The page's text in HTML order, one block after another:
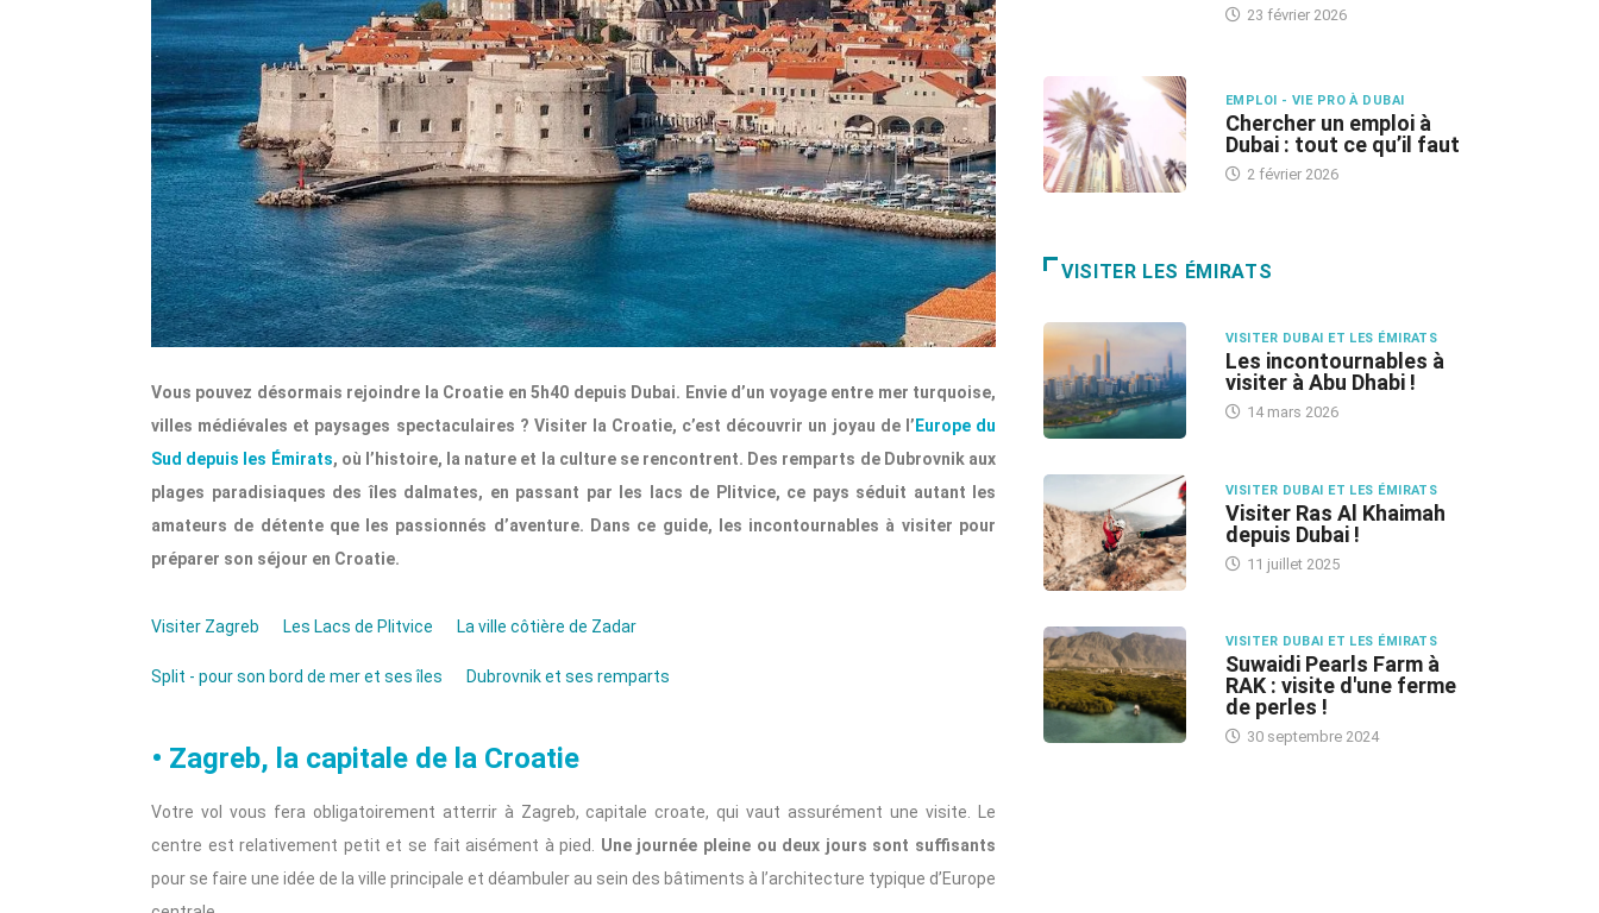
Vous pouvez désormais rejoindre la Croatie en 5h40 depuis Dubai. Envie d’un voyage entre mer turquoise,
villes médiévales et paysages spectaculaires ? Visiter la Croatie, c’est découvrir un joyau de l’ Europe du
Sud depuis les Émirats, où l’histoire, la nature et la culture se rencontrent. Des remparts de Dubrovnik aux
plages paradisiaques des îles dalmates, en passant par les lacs de Plitvice, ce pays séduit autant les
amateurs de détente que les passionnés d’aventure. Dans ce guide, les incontournables à visiter pour
préparer son séjour en Croatie.
Visiter Zagreb Les Lacs de Plitvice La ville côtière de Zadar
Split - pour son bord de mer et ses îles Dubrovnik et ses remparts
• Zagreb, la capitale de la Croatie
Votre vol vous fera obligatoirement atterrir à Zagreb, capitale croate, qui vaut assurément une visite. Le
centre est relativement petit et se fait aisément à pied. Une journée pleine ou deux jours sont suffisants
pour se faire une idée de la ville principale et déambuler au sein des bâtiments à l’architecture typique d’Europe
23 février 2026
EMPLOI - VIE PRO À DUBAI
Chercher un emploi à
Dubai : tout ce qu’il faut
2 février 2026
VISITER LES ÉMIRATS
VISITER DUBAI ET LES ÉMIRATS
Les incontournables à
visiter à Abu Dhabi !
14 mars 2026
VISITER DUBAI ET LES ÉMIRATS
Visiter Ras Al Khaimah
depuis Dubai !
11 juillet 2025
VISITER DUBAI ET LES ÉMIRATS
Suwaidi Pearls Farm à
RAK : visite d'une ferme
de perles !
30 septembre 2024